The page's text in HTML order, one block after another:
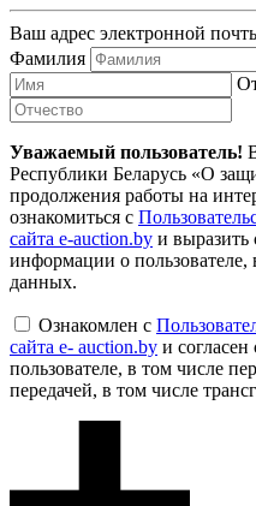
Ваш адрес электронной
Фамилия
Уважаемый пользователь!
Республики Беларусь «О
продолжения работы на
ознакомиться с
сайта e-auction.by и выразить
информации о
данных.
Ознакомлен с
сайта e- auction.by и
пользователе, в том числе
передачей, в том числе